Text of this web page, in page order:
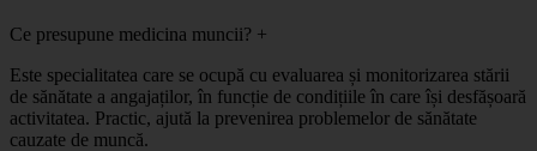
Ce presupune medicina muncii? +
Este specialitatea care se ocupă cu evaluarea și monitorizarea stării
de sănătate a angajaților, în funcție de condițiile în care își desfășoară
activitatea. Practic, ajută la prevenirea problemelor de sănătate
cauzate de muncă.